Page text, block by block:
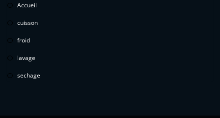
Accueil
cuisson
froid
lavage
sechage